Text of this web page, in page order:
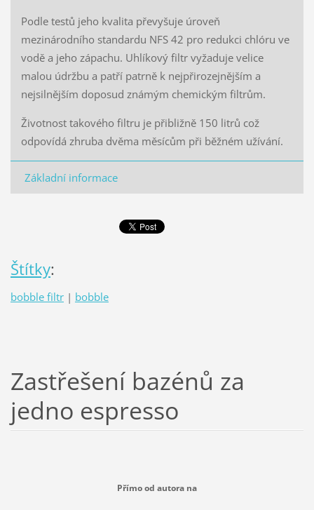
Podle testů jeho kvalita převyšuje úroveň
mezinárodního standardu NFS 42 pro redukci chlóru ve
vodě a jeho zápachu. Uhlíkový filtr vyžaduje velice
malou údržbu a patří patrně k nejpřirozejnějším a
nejsilnějším doposud známým chemickým filtrům.
Životnost takového filtru je přibližně 150 litrů což
odpovídá zhruba dvěma měsícům při běžném užívání.
Základní informace
Štítky:
bobble filtr | bobble
Zastřešení bazénů za
jedno espresso
Přímo od autora na